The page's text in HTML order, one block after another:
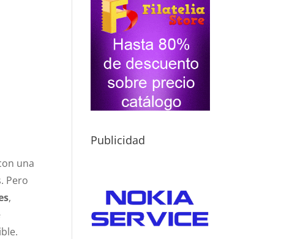
una
Pero
,
Publicidad